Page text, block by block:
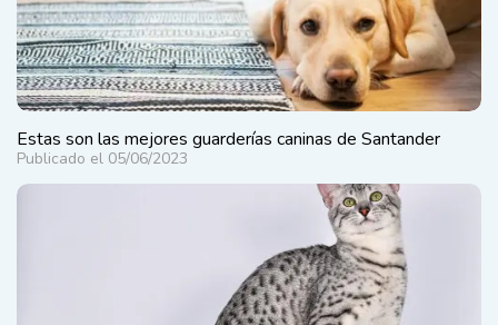
Estas son las mejores guarderías caninas de Santander
Publicado el 05/06/2023